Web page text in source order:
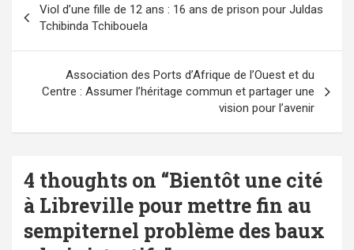
de
l’article
Viol d’une fille de 12 ans : 16 ans de prison pour Juldas
Tchibinda Tchibouela
Association des Ports d’Afrique de l’Ouest et du
Centre : Assumer l’héritage commun et partager une
vision pour l’avenir
4 thoughts on “Bientôt une cité
à Libreville pour mettre fin au
sempiternel problème des baux